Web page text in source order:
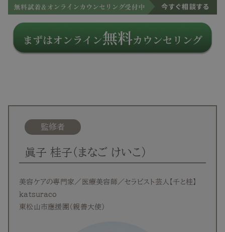
監修者
眞子 桂子（まなご けいこ）
美容ケアの専門家／医療美容師／セラピスト芸人【千と桂】
katsuraco
東松山市應援團（親善大使）